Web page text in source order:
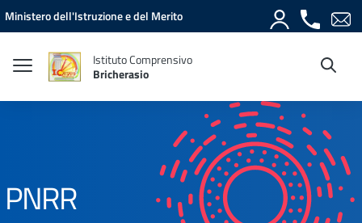
Vai ai contenuti
Vai al menu di navigazione
Vai al footer
Ministero dell'Istruzione e del Merito
Istituto Comprensivo
Bricherasio
PNRR